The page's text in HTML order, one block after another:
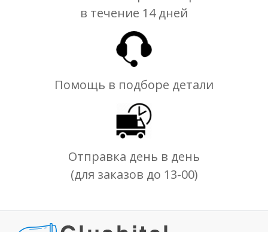
в течение 14 дней
Помощь в подборе детали
Отправка день в день
(для заказов до 13-00)